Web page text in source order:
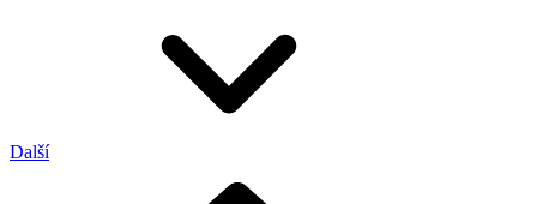
Další